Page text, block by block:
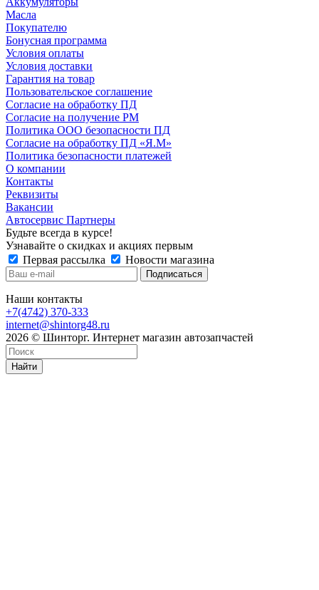
Масла
Покупателю
Бонусная программа
Условия оплаты
Условия доставки
Гарантия на товар
Пользовательское соглашение
Согласие на обработку ПД
Согласие на получение РМ
Политика ООО безопасности ПД
Согласие на обработку ПД «Я.М»
Политика безопасности платежей
О компании
Контакты
Реквизиты
Вакансии
Автосервис Партнеры
Будьте всегда в курсе!
Узнавайте о скидках и акциях первым
Первая рассылка
Новости магазина
Наши контакты
+7(4742) 370-333
internet@shintorg48.ru
2026 © Шинторг. Интернет магазин автозапчастей
Найти